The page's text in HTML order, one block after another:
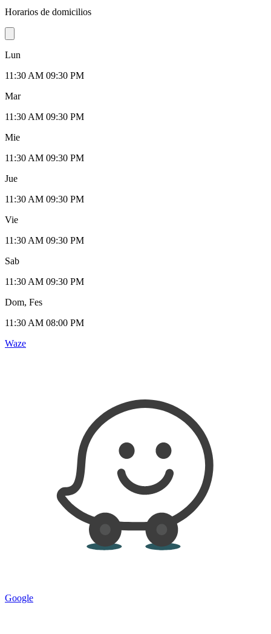
Horarios de domicilios
Lun
11:30 AM 09:30 PM
Mar
11:30 AM 09:30 PM
Mie
11:30 AM 09:30 PM
Jue
11:30 AM 09:30 PM
Vie
11:30 AM 09:30 PM
Sab
11:30 AM 09:30 PM
Dom, Fes
11:30 AM 08:00 PM
Waze
Google